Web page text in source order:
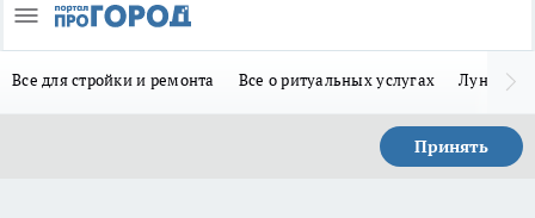
Все для стройки и ремонта Все о ритуальных услугах Лунно-
Принять